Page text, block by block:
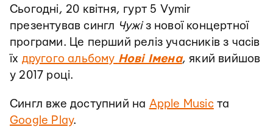
Сьогодні, 20 квітня, гурт 5 Vymir
презентував сингл Чужіз нової концертної
програми. Це перший реліз учасників з часів
їх другого альбому Нові Імена, який вийшов
у 2017 році.
Cингл вже доступний на Apple Music та
Google Play.